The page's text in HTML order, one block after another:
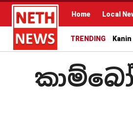
Home Local
TRENDING